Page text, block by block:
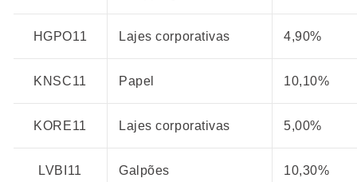
HGPO11 Lajes corporativas 4,90%
KNSC11 Papel 10,10%
KORE11 Lajes corporativas 5,00%
LVBI11 Galpões 10,30%